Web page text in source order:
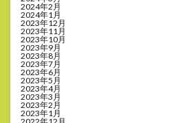
2024年2月
2024年1月
2023年12月
2023年11月
2023年10月
2023年9月
2023年8月
2023年7月
2023年6月
2023年5月
2023年4月
2023年3月
2023年2月
2023年1月